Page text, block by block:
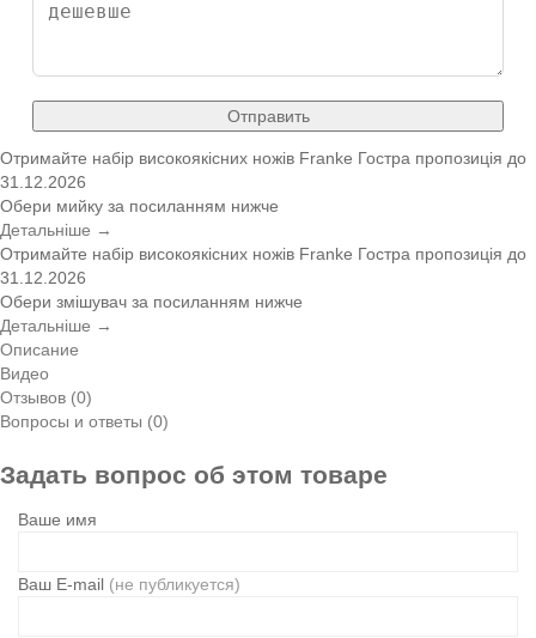
Отправить
Отримайте набір високоякісних ножів Franke Гостра пропозиція до
31.12.2026
Обери мийку за посиланням нижче
Детальніше →
Отримайте набір високоякісних ножів Franke Гостра пропозиція до
31.12.2026
Обери змішувач за посиланням нижче
Детальніше →
Описание
Видео
Отзывов (0)
Вопросы и ответы (0)
Задать вопрос об этом товаре
Ваше имя
Ваш E-mail (не публикуется)